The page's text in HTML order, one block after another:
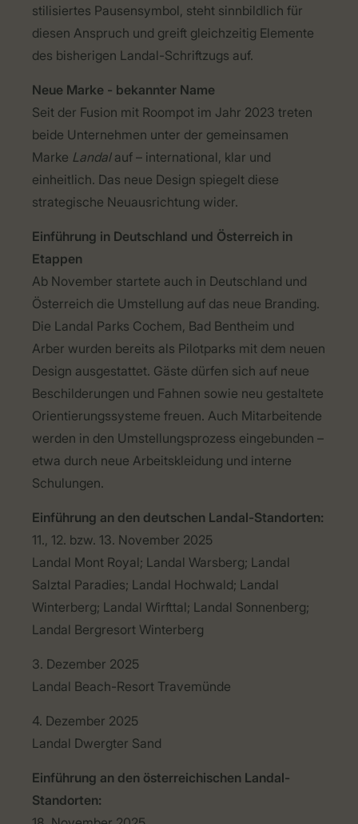
stilisiertes Pausensymbol, steht sinnbildlich für
diesen Anspruch und greift gleichzeitig Elemente
des bisherigen Landal-Schriftzugs auf.
Neue Marke - bekannter Name
Seit der Fusion mit Roompot im Jahr 2023 treten
beide Unternehmen unter der gemeinsamen
Marke Landalauf – international, klar und
einheitlich. Das neue Design spiegelt diese
strategische Neuausrichtung wider.
Einführung in Deutschland und Österreich in
Etappen
Ab November startete auch in Deutschland und
Österreich die Umstellung auf das neue Branding.
Die Landal Parks Cochem, Bad Bentheim und
Arber wurden bereits als Pilotparks mit dem neuen
Design ausgestattet. Gäste dürfen sich auf neue
Beschilderungen und Fahnen sowie neu gestaltete
Orientierungssysteme freuen. Auch Mitarbeitende
werden in den Umstellungsprozess eingebunden –
etwa durch neue Arbeitskleidung und interne
Schulungen.
Einführung an den deutschen Landal-Standorten:
11., 12. bzw. 13. November 2025
Landal Mont Royal; Landal Warsberg; Landal
Salztal Paradies; Landal Hochwald; Landal
Winterberg; Landal Wirfttal; Landal Sonnenberg;
Landal Bergresort Winterberg
3. Dezember 2025
Landal Beach-Resort Travemünde
4. Dezember 2025
Landal Dwergter Sand
Einführung an den österreichischen Landal-
Standorten: